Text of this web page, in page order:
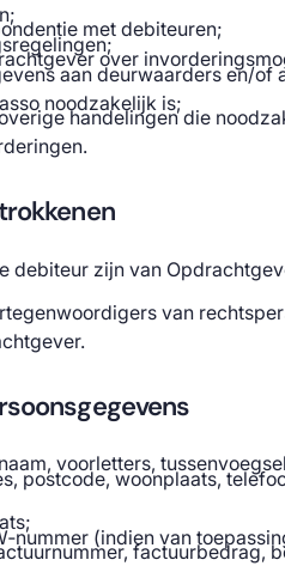
met debiteuren;
over
aan deurwaarders en/of
noodzakelijk is;
handelingen die
debiteur zijn van
van
voorletters,
postcode, woonplaats,
(indien van
factuurbedrag,